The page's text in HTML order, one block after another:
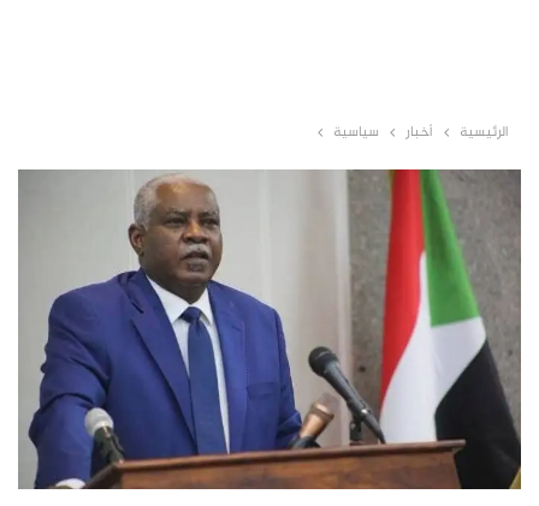
الرئيسية أخبار سياسية